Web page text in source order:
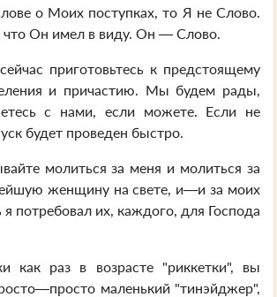
о Моих поступках, то Я не Слово.
что Он имел в виду. Он — Слово.
приготовьтесь к предстоящему
и причастию. Мы будем рады,
с нами, если можете. Если не
будет проведен быстро.
молиться за меня и молиться за
женщину на свете, и—и за моих
я потребовал их, каждого, для Господа
как раз в возрасте "риккетки", вы
маленький "тинэйджер",